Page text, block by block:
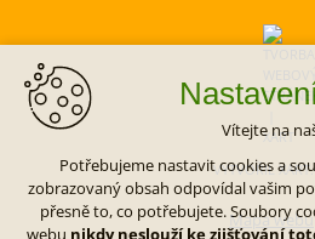
VYTVOŘIL
Mapa webu
Vítejte na
Potřebujeme nastavit cookies a
zobrazovaný obsah odpovídal vašim
přesně to, co potřebujete. Soubory
webu nikdy neslouží ke zjišťování